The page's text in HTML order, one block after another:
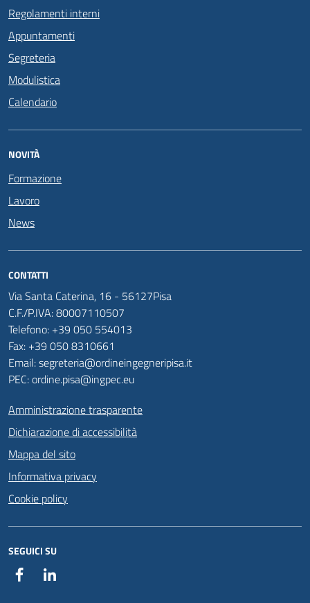
Regolamenti interni
Appuntamenti
Segreteria
Modulistica
Calendario
NOVITÀ
Formazione
Lavoro
News
CONTATTI
Via Santa Caterina, 16 - 56127Pisa
C.F./P.IVA: 80007110507
Telefono: +39 050 554013
Fax: +39 050 8310661
Email: segreteria@ordineingegneripisa.it
PEC: ordine.pisa@ingpec.eu
Amministrazione trasparente
Dichiarazione di accessibilità
Mappa del sito
Informativa privacy
Cookie policy
SEGUICI SU
Facebook